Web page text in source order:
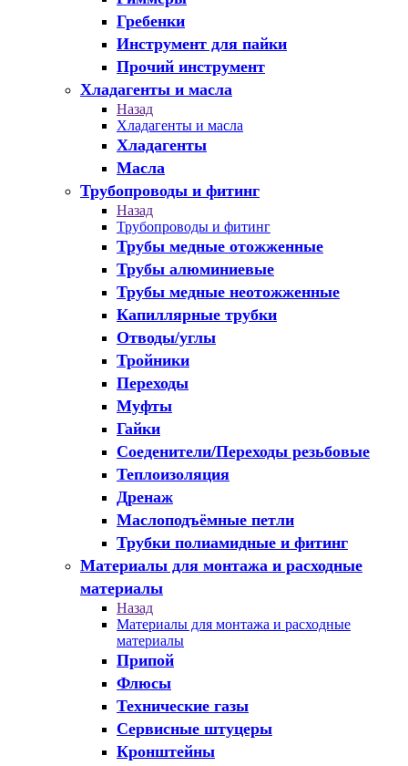
Гребенки
Инструмент для пайки
Прочий инструмент
Хладагенты и масла
Назад
Хладагенты и масла
Хладагенты
Масла
Трубопроводы и фитинг
Назад
Трубопроводы и фитинг
Трубы медные отожженные
Трубы алюминиевые
Трубы медные неотожженные
Капиллярные трубки
Отводы/углы
Тройники
Переходы
Муфты
Гайки
Соеденители/Переходы резьбовые
Теплоизоляция
Дренаж
Маслоподъёмные петли
Трубки полиамидные и фитинг
Материалы для монтажа и расходные
материалы
Назад
Материалы для монтажа и расходные
материалы
Припой
Флюсы
Технические газы
Сервисные штуцеры
Кронштейны